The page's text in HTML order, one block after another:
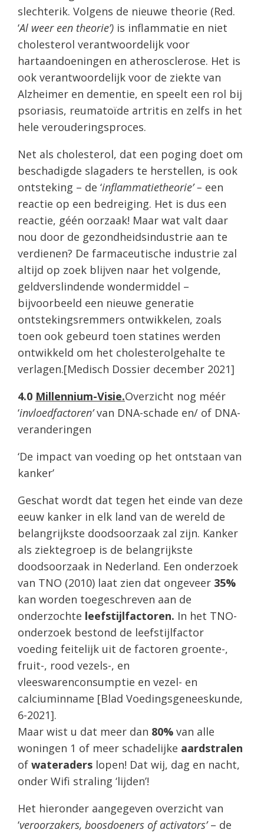
slechterik. Volgens de nieuwe theorie (Red.
‘Al weer een theorie’) is inflammatie en niet
cholesterol verantwoordelijk voor
hartaandoeningen en atherosclerose. Het is
ook verantwoordelijk voor de ziekte van
Alzheimer en dementie, en speelt een rol bij
psoriasis, reumatoïde artritis en zelfs in het
hele verouderingsproces.
Net als cholesterol, dat een poging doet om
beschadigde slagaders te herstellen, is ook
ontsteking – de ‘inflammatietheorie’ – een
reactie op een bedreiging. Het is dus een
reactie, géén oorzaak! Maar wat valt daar
nou door de gezondheidsindustrie aan te
verdienen? De farmaceutische industrie zal
altijd op zoek blijven naar het volgende,
geldverslindende wondermiddel –
bijvoorbeeld een nieuwe generatie
ontstekingsremmers ontwikkelen, zoals
toen ook gebeurd toen statines werden
ontwikkeld om het cholesterolgehalte te
verlagen.[Medisch Dossier december 2021]
4.0 Millennium-Visie.Overzicht nog méér
‘invloedfactoren’van DNA-schade en/ of DNA-
veranderingen
‘De impact van voeding op het ontstaan van
kanker’
Geschat wordt dat tegen het einde van deze
eeuw kanker in elk land van de wereld de
belangrijkste doodsoorzaak zal zijn. Kanker
als ziektegroep is de belangrijkste
doodsoorzaak in Nederland. Een onderzoek
van TNO (2010) laat zien dat ongeveer 35%
kan worden toegeschreven aan de
onderzochte leefstijlfactoren. In het TNO-
onderzoek bestond de leefstijlfactor
voeding feitelijk uit de factoren groente-,
fruit-, rood vezels-, en
vleeswarenconsumptie en vezel- en
calciuminname [Blad Voedingsgeneeskunde,
6-2021].
Maar wist u dat meer dan 80% van alle
woningen 1 of meer schadelijke aardstralen
of wateraders lopen! Dat wij, dag en nacht,
onder Wifi straling ‘lijden’!
Het hieronder aangegeven overzicht van
‘veroorzakers, boosdoeners of activators’– de